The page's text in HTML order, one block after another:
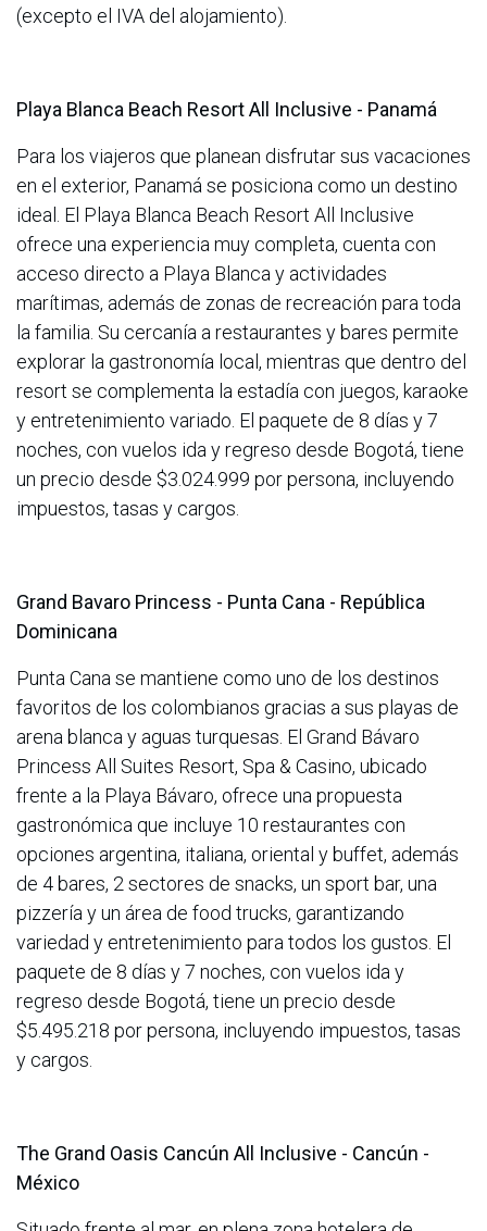
(excepto el IVA del alojamiento).
Playa Blanca Beach Resort All Inclusive - Panamá
Para los viajeros que planean disfrutar sus vacaciones
en el exterior, Panamá se posiciona como un destino
ideal. El Playa Blanca Beach Resort All Inclusive
ofrece una experiencia muy completa, cuenta con
acceso directo a Playa Blanca y actividades
marítimas, además de zonas de recreación para toda
la familia. Su cercanía a restaurantes y bares permite
explorar la gastronomía local, mientras que dentro del
resort se complementa la estadía con juegos, karaoke
y entretenimiento variado. El paquete de 8 días y 7
noches, con vuelos ida y regreso desde Bogotá, tiene
un precio desde $3.024.999 por persona, incluyendo
impuestos, tasas y cargos.
Grand Bavaro Princess - Punta Cana - República
Dominicana
Punta Cana se mantiene como uno de los destinos
favoritos de los colombianos gracias a sus playas de
arena blanca y aguas turquesas. El Grand Bávaro
Princess All Suites Resort, Spa & Casino, ubicado
frente a la Playa Bávaro, ofrece una propuesta
gastronómica que incluye 10 restaurantes con
opciones argentina, italiana, oriental y buffet, además
de 4 bares, 2 sectores de snacks, un sport bar, una
pizzería y un área de food trucks, garantizando
variedad y entretenimiento para todos los gustos. El
paquete de 8 días y 7 noches, con vuelos ida y
regreso desde Bogotá, tiene un precio desde
$5.495.218 por persona, incluyendo impuestos, tasas
y cargos.
The Grand Oasis Cancún All Inclusive - Cancún -
México